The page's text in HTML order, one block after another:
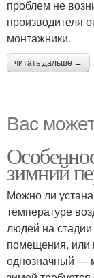
проблем не
производителя
монтажники.
читать дальше →
Вас
зимний
Можно ли
температуре
людей на
помещения, или
однозначный —